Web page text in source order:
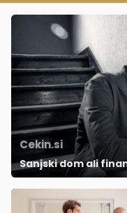
Cekin.si
Sanjski dom ali